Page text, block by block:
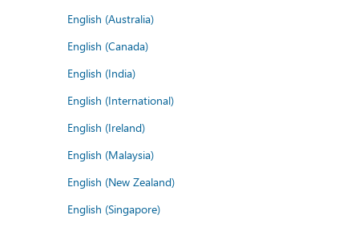
English (Australia)
English (Canada)
English (India)
English (International)
English (Ireland)
English (Malaysia)
English (New Zealand)
English (Singapore)